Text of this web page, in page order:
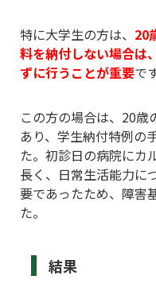
特に大学生の方は、 20
料を納付しない場合は
ずに行うことが重要で
この方の場合は、20
あり、学生納付特例の
た。初診日の病院にカ
長く、日常生活能力に
要であったため、障害
た。
結果